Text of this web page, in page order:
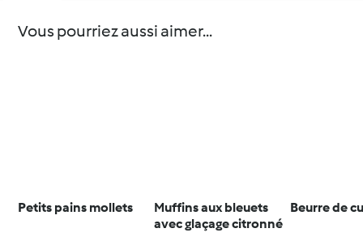
Vous pourriez aussi aimer...
Petits pains mollets
Muffins aux bleuets
avec glaçage citronné
Beurre de